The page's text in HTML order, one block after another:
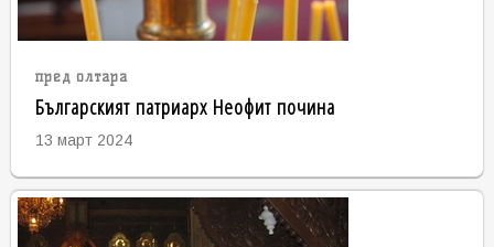
пред олтара
Българският патриарх Неофит почина
13 март 2024